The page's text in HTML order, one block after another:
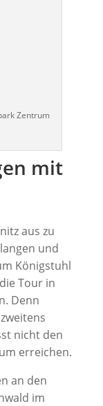
Zentrum
mit
aus zu
und
Königstuhl
Tour in
Denn
nicht den
erreichen.
an den
im